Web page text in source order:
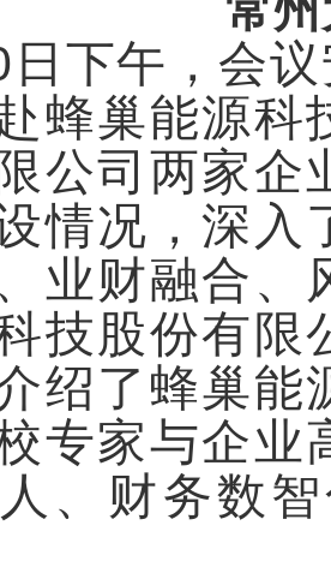
下午，会
蜂巢能源科
公司两家企
情况，深入
业财融合、
技股份有限
绍了蜂巢能
专家与企业
、财务数